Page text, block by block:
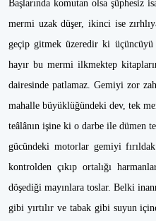
Başlarında komutan olsa şüphesiz
mermi uzak düşer, ikinci ise
geçip gitmek üzeredir ki üçüncüyü
hayır bu mermi ilkmektep
dairesinde patlamaz. Gemiyi zor
mahalle büyüklüğündeki dev, tek
teâlânın işine ki o darbe ile dümen
gücündeki motorlar gemiyi
kontrolden çıkıp ortalığı
döşediği mayınlara toslar. Belki
gibi yırtılır ve tabak gibi suyun